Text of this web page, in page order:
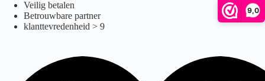
9,0
filon
naar
Veilig betalen
Betrouwbare partner
klanttevredenheid > 9